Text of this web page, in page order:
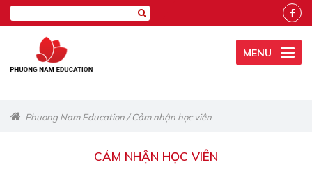
MENU
Phuong Nam Education /Cảm nhận học viên
CẢM NHẬN HỌC VIÊN